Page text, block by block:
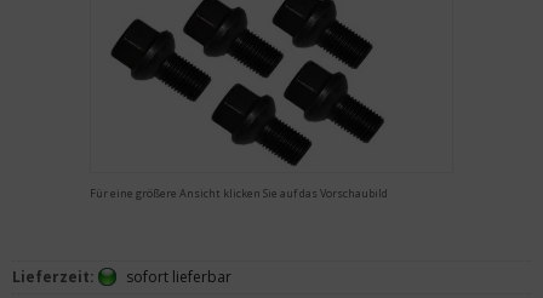
Für eine größere Ansicht klicken Sie auf das Vorschaubild
Lieferzeit:
sofort lieferbar